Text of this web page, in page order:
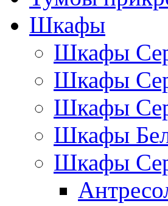
Шкафы
Шкафы
Шкафы
Шкафы
Шкафы
Шкафы